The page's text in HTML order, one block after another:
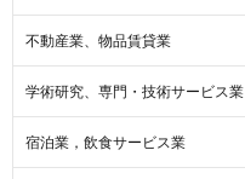
不動産業、物品賃貸業
学術研究、専門・技術サービス業
宿泊業，飲食サービス業